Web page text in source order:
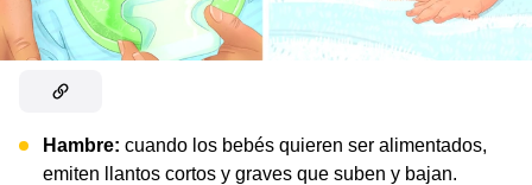
Hambre: cuando los bebés quieren ser alimentados,
emiten llantos cortos y graves que suben y bajan.